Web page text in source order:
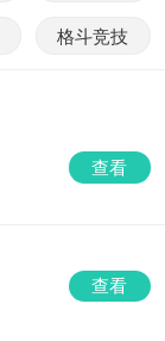
格斗竞技
查看
查看